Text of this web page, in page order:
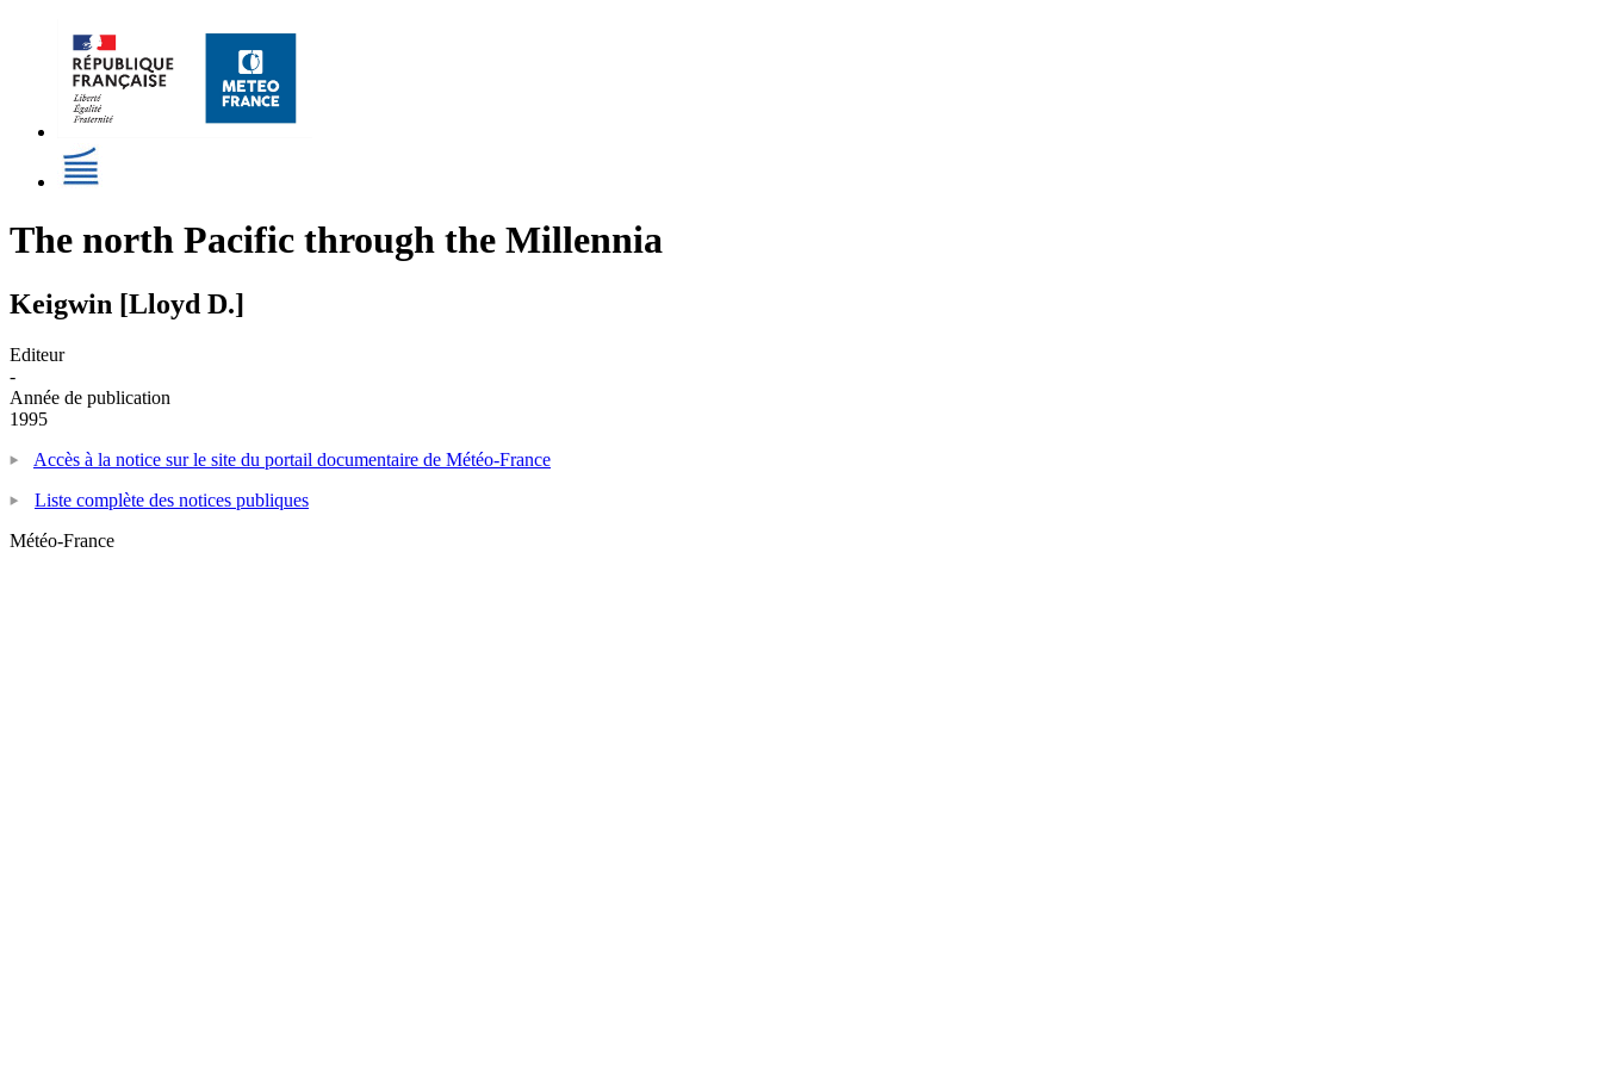
The north Pacific through the Millennia
Keigwin [Lloyd D.]
Editeur
-
Année de publication
1995
Accès à la notice sur le site du portail documentaire de Météo-France
Liste complète des notices publiques
Météo-France